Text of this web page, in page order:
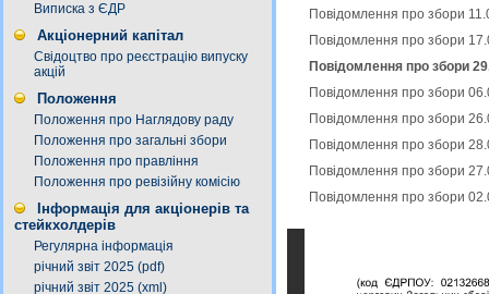
Виписка з ЄДР
Акціонерний капітал
Свідоцтво про реєстрацію випуску
акцій
Положення
Положення про Наглядову раду
Положення про загальні збори
Положення про правління
Положення про ревізійну комісію
Інформація для акціонерів та
стейкхолдерів
Регулярна інформація
річний звіт 2025 (pdf)
річний звіт 2025 (xml)
Повідомлення про збори
Повідомлення про збори
Повідомлення про збори
Повідомлення про збори
Повідомлення про збори
Повідомлення про збори
Повідомлення про збори
Повідомлення про збори